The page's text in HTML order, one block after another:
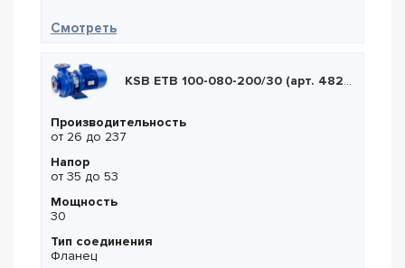
Смотреть— Ebara 3LS4/I 32-200/0,75
KSB ETB 100-080-200/30 (арт. 48231308)
Производительность
от 26 до 237
Напор
от 35 до 53
Мощность
30
Тип соединения
Фланец